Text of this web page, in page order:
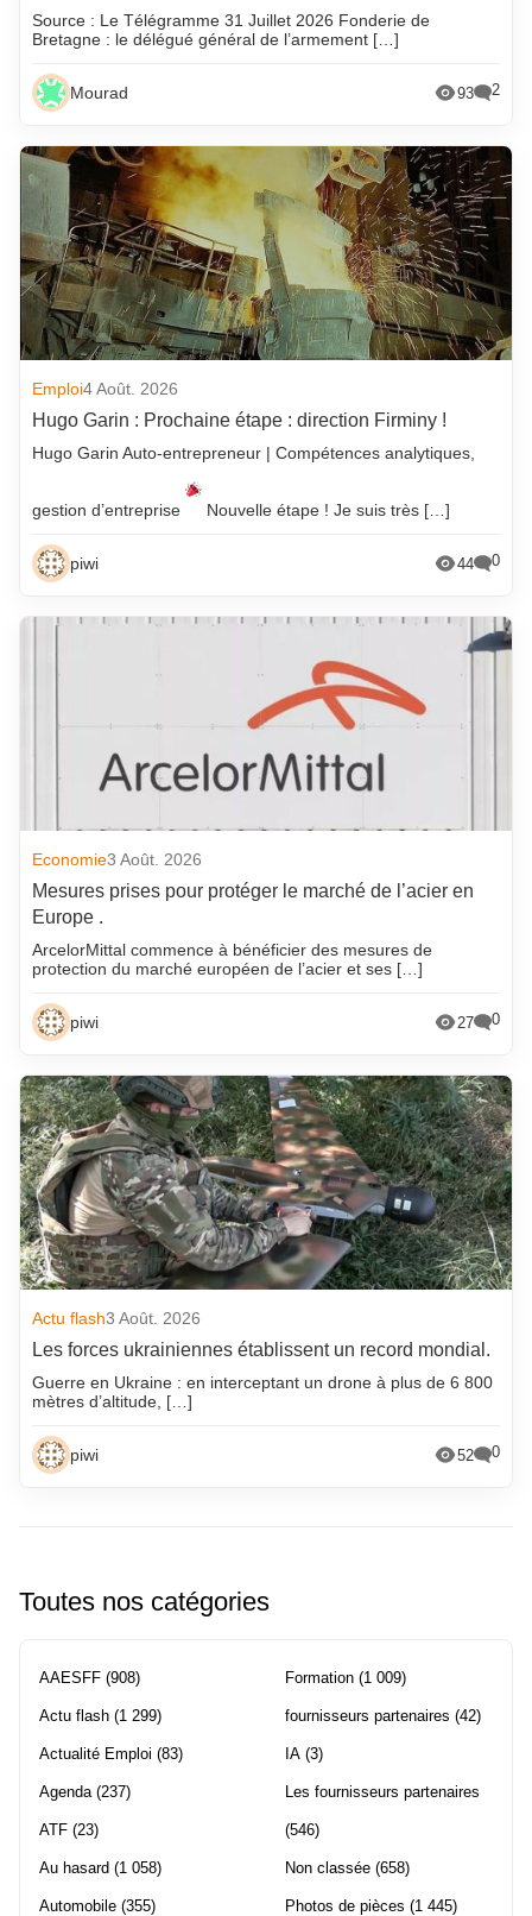
Source : Le Télégramme 31 Juillet 2026 Fonderie de
Bretagne : le délégué général de l’armement […]
Mourad 93 2
Emploi4 Août. 2026
Hugo Garin : Prochaine étape : direction Firminy !
Hugo Garin Auto-entrepreneur | Compétences analytiques,
gestion d’entreprise Nouvelle étape ! Je suis très […]
piwi 44 0
Economie3 Août. 2026
Mesures prises pour protéger le marché de l’acier en
Europe .
ArcelorMittal commence à bénéficier des mesures de
protection du marché européen de l’acier et ses […]
piwi 27 0
Actu flash3 Août. 2026
Les forces ukrainiennes établissent un record mondial.
Guerre en Ukraine : en interceptant un drone à plus de 6 800
mètres d’altitude, […]
piwi 52 0
Toutes nos catégories
AAESFF (908)
Actu flash (1 299)
Actualité Emploi (83)
Agenda (237)
ATF (23)
Au hasard (1 058)
Automobile (355)
Formation (1 009)
fournisseurs partenaires (42)
IA (3)
Les fournisseurs partenaires
(546)
Non classée (658)
Photos de pièces (1 445)